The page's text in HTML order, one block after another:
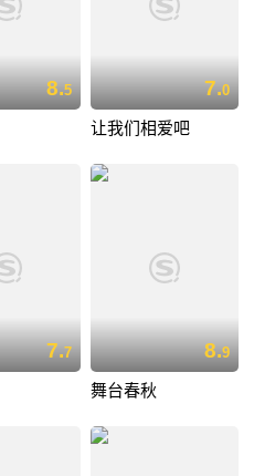
8.5 7.0
让我们相爱吧
7.7 8.9
舞台春秋